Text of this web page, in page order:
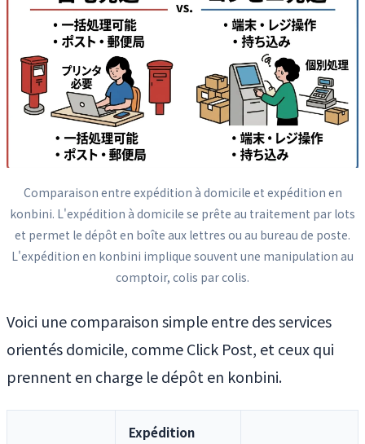
Comparaison entre expédition à domicile et expédition en
konbini. L'expédition à domicile se prête au traitement par lots
et permet le dépôt en boîte aux lettres ou au bureau de poste.
L'expédition en konbini implique souvent une manipulation au
comptoir, colis par colis.
Voici une comparaison simple entre des services
orientés domicile, comme Click Post, et ceux qui
prennent en charge le dépôt en konbini.
Expédition